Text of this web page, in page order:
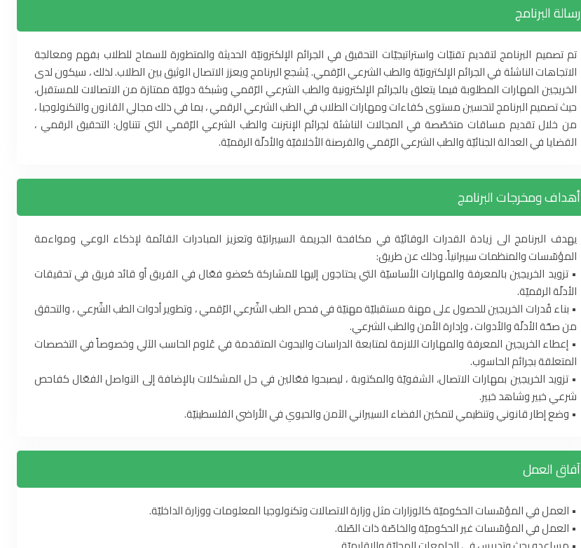
رسالة البرنامج
تم تصميم البرنامج لتقديم تقنيّات واستراتيجيّات التحقيق في الجرائم الإلكترونيّة الحديثة والمتطورة للسماح للطلاب بفهم ومعالجة
الاتجاهات الناشئة في الجرائم الإلكترونيّة والطب الشرعي الرّقمي. يُشجع البرنامج ويعزز الاتصال الوثيق بين الطلاب. لذلك ، سيكون لدى
الخريجين المهارات المطلوبة فيما يتعلق بالجرائم الإلكترونية والطب الشرعي الرّقمي وشبكة دوليّة ممتازة من الاتصالات للمستقبل،
حيث تصميم البرنامج لتحسين مستوى كفاءات ومهارات الطلاب في الطب الشرعي الرقمي ، بما في ذلك مجالي القانون والتكنولوجيا ،
من خلال تقديم مساقات متخصّصة في المجالات الناشئة لجرائم الإنترنت والطب الشرعي الرّقمي التي تتناول: التحقيق الرقمي ،
القضايا في العدالة الجنائيّة والطب الشرعي الرّقمي والقرصنة الأخلاقيّة والأدلّة الرقميّة.
أهداف ومخرجات البرنامج
يهدف البرنامج الى زيادة القدرات الوقائيّة في مكافحة الجريمة السيبرانيّة وتعزيز المبادرات القائمة لإذكاء الوعي ومواءمة
المؤسّسات والمنظمات سيبرانياً. وذلك عن طريق:
• تزويد الخريجين بالمعرفة والمهارات الأساسيّة التي يحتاجون إليها للمشاركة كعضو فعّال في الفريق أو قائد فريق في تحقيقات
الأدلّة الرقميّة.
• بناء قُدرات الخريجين للحصول على مهنة مستقبليّة مهنيّة في فحص الطب الشّرعي الرّقمي ، وتطوير أدوات الطب الشّرعي ، والتحقق
من صحّة الأدلّة والأدوات ، وإدارة الأمن والطب الشرعي.
• إعطاء الخريجين المعرفة والمهارات اللازمة لمتابعة الدراسات والبحوث المتقدمة في عُلوم الحاسب الآلي وخصوصاً في التخصصات
المتعلقة بجرائم الحاسوب.
• تزويد الخريجين بمهارات الاتصال، الشفويّة والمكتوبة ، ليصبحوا فعّالين في حل المشكلات بالإضافة إلى التواصل الفعّال كفاحص
شرعي خبير وشاهد خبير.
• وضع إطار قانوني وتنظيمي لتمكين الفضاء السيبراني الآمن والحيوي في الأراضي الفلسطينيّة.
آفاق العمل
• العمل في المؤسّسات الحكوميّة كالوزارات مثل وزارة الاتصالات وتكنولوجيا المعلومات ووزارة الداخليّة.
• العمل في المؤسّسات غير الحكوميّة والخاصّة ذات الصّلة.